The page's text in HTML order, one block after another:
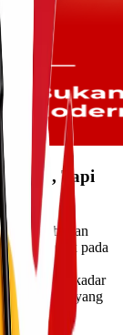
Tapi
bukan
berdampak pada
Karena itu,
bukan sekadar
distribusi yang